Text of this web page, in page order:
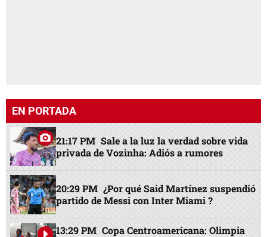
EN PORTADA
21:17 PM Sale a la luz la verdad sobre vida
privada de Vozinha: Adiós a rumores
20:29 PM ¿Por qué Said Martínez suspendió
partido de Messi con Inter Miami ?
13:29 PM Copa Centroamericana: Olimpia